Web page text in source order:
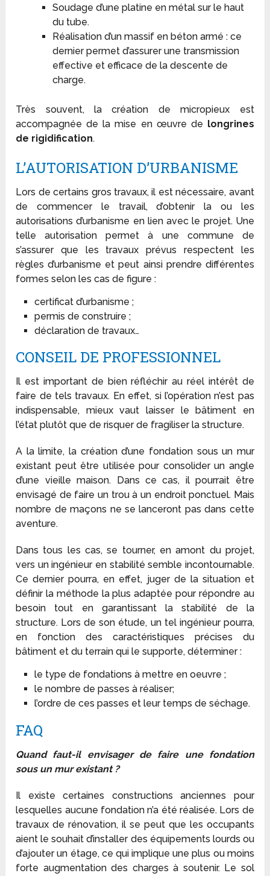
Soudage d’une platine en métal sur le haut
du tube.
Réalisation d’un massif en béton armé : ce
dernier permet d’assurer une transmission
effective et efficace de la descente de
charge.
Très souvent, la création de micropieux est
accompagnée de la mise en œuvre de longrines
de rigidification.
L’AUTORISATION D’URBANISME
Lors de certains gros travaux, il est nécessaire, avant
de commencer le travail, d’obtenir la ou les
autorisations d’urbanisme en lien avec le projet. Une
telle autorisation permet à une commune de
s’assurer que les travaux prévus respectent les
règles d’urbanisme et peut ainsi prendre différentes
formes selon les cas de figure :
certificat d’urbanisme ;
permis de construire ;
déclaration de travaux…
CONSEIL DE PROFESSIONNEL
Il est important de bien réfléchir au réel intérêt de
faire de tels travaux. En effet, si l’opération n’est pas
indispensable, mieux vaut laisser le bâtiment en
l’état plutôt que de risquer de fragiliser la structure.
A la limite, la création d’une fondation sous un mur
existant peut être utilisée pour consolider un angle
d’une vieille maison. Dans ce cas, il pourrait être
envisagé de faire un trou à un endroit ponctuel. Mais
nombre de maçons ne se lanceront pas dans cette
aventure.
Dans tous les cas, se tourner, en amont du projet,
vers un ingénieur en stabilité semble incontournable.
Ce dernier pourra, en effet, juger de la situation et
définir la méthode la plus adaptée pour répondre au
besoin tout en garantissant la stabilité de la
structure. Lors de son étude, un tel ingénieur pourra,
en fonction des caractéristiques précises du
bâtiment et du terrain qui le supporte, déterminer :
le type de fondations à mettre en oeuvre ;
le nombre de passes à réaliser;
l’ordre de ces passes et leur temps de séchage.
FAQ
Quand faut-il envisager de faire une fondation
sous un mur existant ?
Il existe certaines constructions anciennes pour
lesquelles aucune fondation n’a été réalisée. Lors de
travaux de rénovation, il se peut que les occupants
aient le souhait d’installer des équipements lourds ou
d’ajouter un étage, ce qui implique une plus ou moins
forte augmentation des charges à soutenir. Le sol